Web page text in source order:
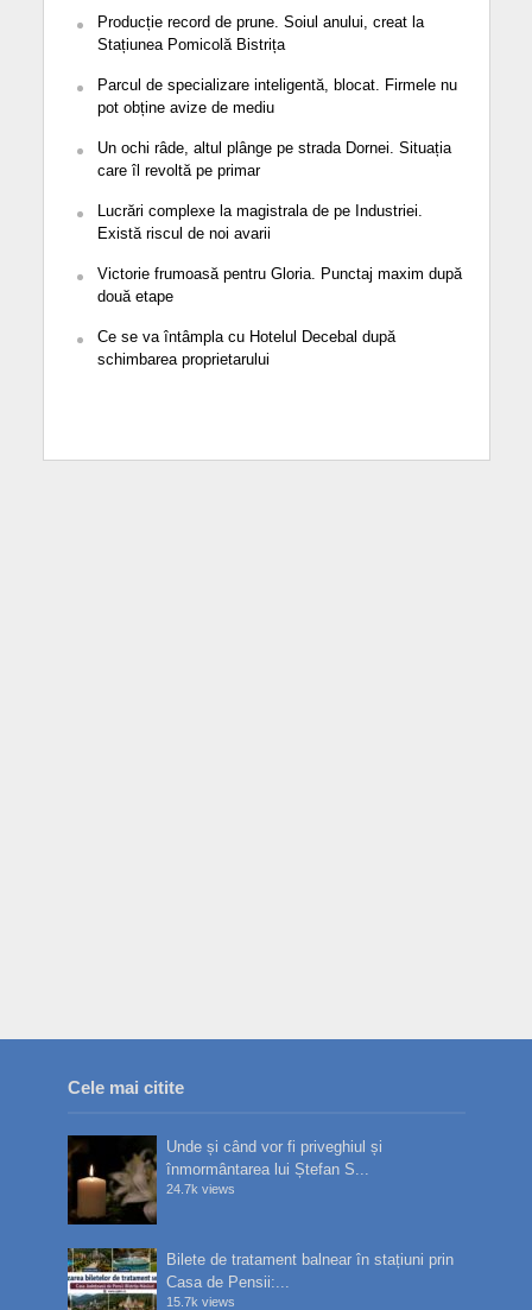
Producție record de prune. Soiul anului, creat la
Stațiunea Pomicolă Bistrița
Parcul de specializare inteligentă, blocat. Firmele nu
pot obține avize de mediu
Un ochi râde, altul plânge pe strada Dornei. Situația
care îl revoltă pe primar
Lucrări complexe la magistrala de pe Industriei.
Există riscul de noi avarii
Victorie frumoasă pentru Gloria. Punctaj maxim după
două etape
Ce se va întâmpla cu Hotelul Decebal după
schimbarea proprietarului
Cele mai citite
Unde și când vor fi priveghiul și
înmormântarea lui Ștefan S...
24.7k views
Bilete de tratament balnear în stațiuni prin
Casa de Pensii:...
15.7k views